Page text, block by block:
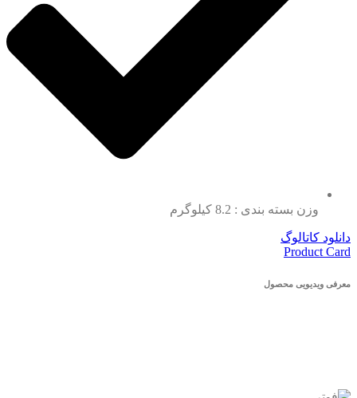
وزن بسته بندی : 8.2 کیلوگرم
دانلود کاتالوگ
Product Card
معرفی ویدیویی محصول